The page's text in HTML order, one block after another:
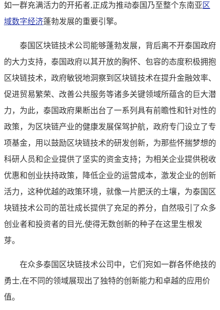
如一群充满活力的开拓者,正成为推动泰国乃至整个东南亚 区
域数字经济蓬勃发展的重要引擎。
泰国区块链技术公司能够蓬勃发展，背后离不开泰国政府
的大力支持，泰国政府以其开放的胸怀、包容的态度积极拥抱
区块链技术，政府敏锐地洞察到区块链技术在提升金融效率、
促进贸易繁荣、改善公共服务等诸多关键领域所蕴含的巨大潜
力，为此，泰国政府果断出台了一系列具有前瞻性和针对性的
政策，为区块链产业的健康发展保驾护航，政府专门设立了专
项基金，用以鼓励区块链技术的研发创新，为那些怀揣梦想的
科研人员和企业提供了坚实的资金支持；为相关企业提供税收
优惠和创业扶持政策，降低企业的运营成本，激发企业的创新
活力，这种优越的政策环境，就像一片肥沃的土壤，为泰国区
块链技术公司的茁壮成长提供了充足的养分，自然吸引了众多
创业者和投资者的目光,使得无数创新的种子在这里生根发
芽。
在众多泰国区块链技术公司中，它们宛如一群各怀绝技的
勇士,在不同的领域展现出了独特的创新能力和卓越的应用价
值。